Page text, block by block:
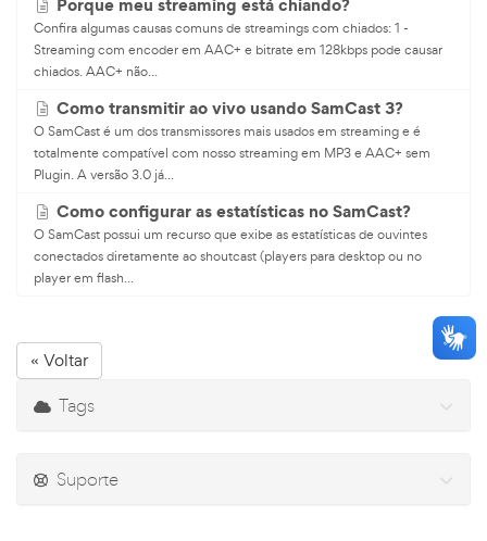
Confira algumas causas comuns de streamings com chiados: 1 -
Streaming com encoder em AAC+ e bitrate em 128kbps pode causar
chiados. AAC+ não...
Como transmitir ao vivo usando SamCast 3?
O SamCast é um dos transmissores mais usados em streaming e é
totalmente compatível com nosso streaming em MP3 e AAC+ sem
Plugin. A versão 3.0 já...
Como configurar as estatísticas no SamCast?
O SamCast possui um recurso que exibe as estatísticas de ouvintes
conectados diretamente ao shoutcast (players para desktop ou no
player em flash...
« Voltar
Tags
Suporte